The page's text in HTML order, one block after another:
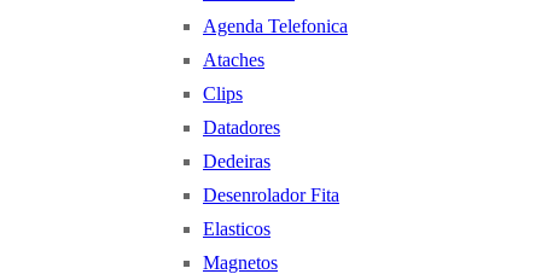
Agenda Telefonica
Ataches
Clips
Datadores
Dedeiras
Desenrolador Fita
Elasticos
Magnetos